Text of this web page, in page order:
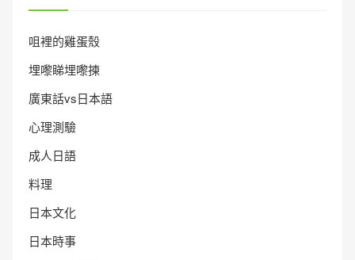
咀裡的雞蛋殼
埋嚟睇埋嚟揀
廣東話vs日本語
心理測驗
成人日語
料理
日本文化
日本時事